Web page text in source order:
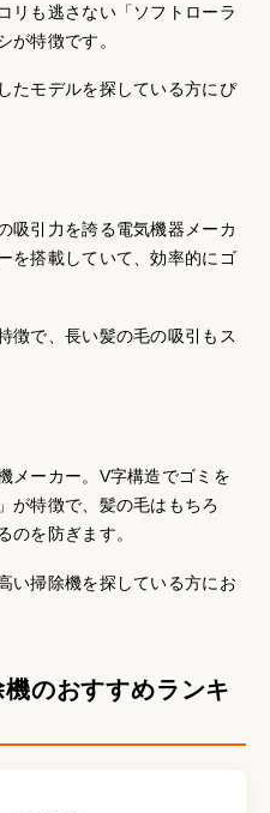
リも逃さない「ソフトローラ
が特徴です。
たモデルを探している方にぴ
吸引力を誇る電気機器メーカ
を搭載していて、効率的にゴ
徴で、長い髪の毛の吸引もス
メーカー。V字構造でゴミを
が特徴で、髪の毛はもちろ
のを防ぎます。
い掃除機を探している方にお
のおすすめランキ